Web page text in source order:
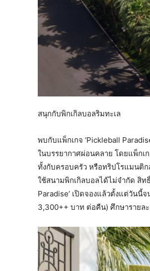
สนุกกับพิกเกิลบอลริมทะเล
พบกับแพ็กเกจ ‘Pickleball
ในบรรยากาศผ่อนคลาย โดยแพ็ก
ทั้งกับครอบครัว หรือทริปโรแมนติก
ใช้สนามพิกเกิลบอลได้ไม่จำกัด สิท
Paradise’ เปิดจองแล้วตั้งแต่วัน
3,300++ บาท ต่อคืน) ศึกษารายล